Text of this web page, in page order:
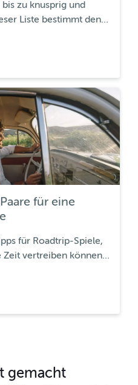
zu knusprig und
Liste bestimmt den
für eine
für Roadtrip-Spiele,
Zeit vertreiben können
gemacht